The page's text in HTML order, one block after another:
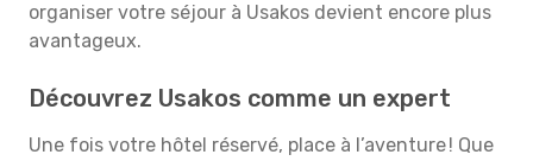
organiser votre séjour à Usakos devient encore plus
avantageux.
Découvrez Usakos comme un expert
Une fois votre hôtel réservé, place à l’aventure ! Que